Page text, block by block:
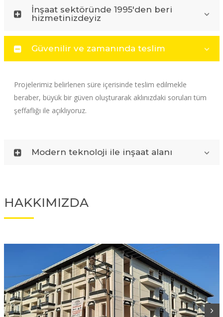
İnşaat sektöründe 1995'den beri
hizmetinizdeyiz
Güvenilir ve zamanında teslim
Projelerimiz belirlenen süre içerisinde teslim edilmekle
beraber, büyük bir güven oluşturarak aklınızdaki soruları tüm
şeffaflığı ile açıklıyoruz.
Modern teknoloji ile inşaat alanı
HAKKIMIZDA